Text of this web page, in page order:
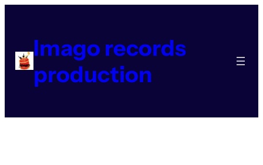
contenuImago records
production